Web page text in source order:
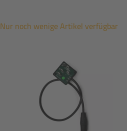
Nur noch wenige Artikel verfügbar